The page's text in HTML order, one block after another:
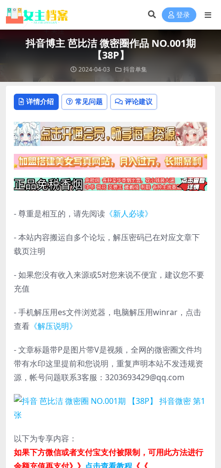
登录
抖音博主 芭比洁 微密圈作品 NO.001期
【38P】
2024-04-03 抖音单集
详情介绍 常见问题 评论建议
- 尊重是相互的，请先阅读 《新人必读》
- 本站内容搬运自多个论坛，解压密码已在对应文章下
载页注明
- 如果您没有收入来源或5对您来说不便宜，建议您不要
充值
- 手机解压用es文件浏览器，电脑解压用winrar，点击
查看 《解压说明》
- 文章标题带P是图片带V是视频，全网的微密圈文件均
带有水印这里提前和您说明，重复声明本站不发违规资
源，帐号问题联系3客服：3203693429@qq.com
以下为专享内容：
如果下方微信或者支付宝支付被限制，可用此方法进行
余额充值再支付》》 点击查看教程 《《